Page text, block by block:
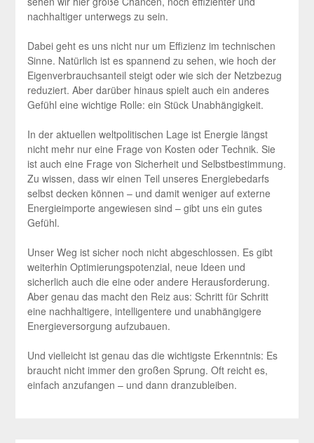
nachhaltiger unterwegs zu sein.
Dabei geht es uns nicht nur um Effizienz im technischen
Sinne. Natürlich ist es spannend zu sehen, wie hoch der
Eigenverbrauchsanteil steigt oder wie sich der Netzbezug
reduziert. Aber darüber hinaus spielt auch ein anderes
Gefühl eine wichtige Rolle: ein Stück Unabhängigkeit.
In der aktuellen weltpolitischen Lage ist Energie längst
nicht mehr nur eine Frage von Kosten oder Technik. Sie
ist auch eine Frage von Sicherheit und Selbstbestimmung.
Zu wissen, dass wir einen Teil unseres Energiebedarfs
selbst decken können – und damit weniger auf externe
Energieimporte angewiesen sind – gibt uns ein gutes
Gefühl.
Unser Weg ist sicher noch nicht abgeschlossen. Es gibt
weiterhin Optimierungspotenzial, neue Ideen und
sicherlich auch die eine oder andere Herausforderung.
Aber genau das macht den Reiz aus: Schritt für Schritt
eine nachhaltigere, intelligentere und unabhängigere
Energieversorgung aufzubauen.
Und vielleicht ist genau das die wichtigste Erkenntnis: Es
braucht nicht immer den großen Sprung. Oft reicht es,
einfach anzufangen – und dann dranzubleiben.